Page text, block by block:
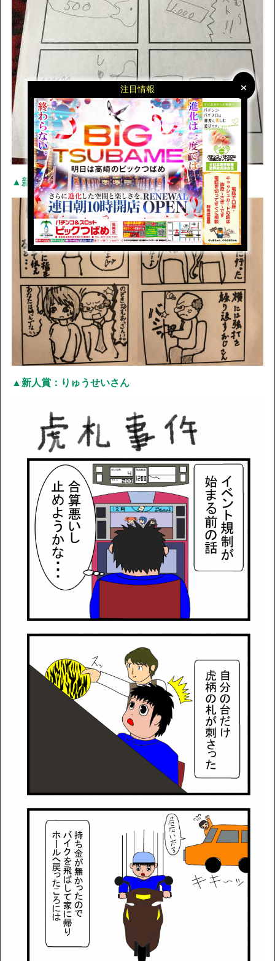
×
×
注目情報
▲新人賞：キラ武士さん
▲新人賞：りゅうせいさん